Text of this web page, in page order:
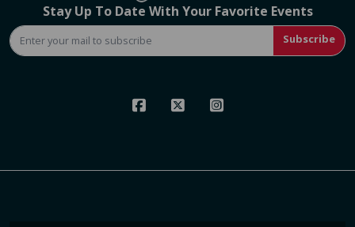
Stay Up To Date With Your Favorite Events
Subscribe